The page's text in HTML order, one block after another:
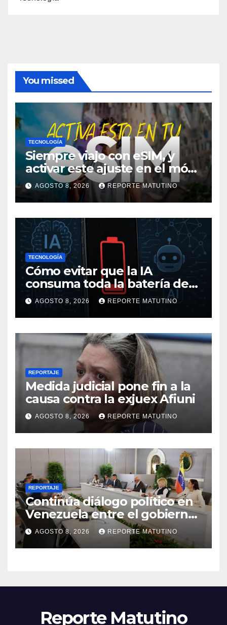
You missed
TECNOLOGÍA
Siempre viajo con eSIM, y
activar este ajuste en el móvil
me ha salvado de pagar
mucho más en alguna
ocasión
AGOSTO 8, 2026 REPORTE MATUTINO
TECNOLOGÍA
Cómo evitar que la IA
consuma toda la batería de
tu móvil
AGOSTO 8, 2026 REPORTE MATUTINO
REPORTAJE
Medida judicial pone fin a la
causa contra la exjuex Afiuni
AGOSTO 8, 2026 REPORTE MATUTINO
REPORTAJE
Continúa diálogo político en
Venezuela entre el gobierno
y la oposición
AGOSTO 8, 2026 REPORTE MATUTINO
Reporte Matutino